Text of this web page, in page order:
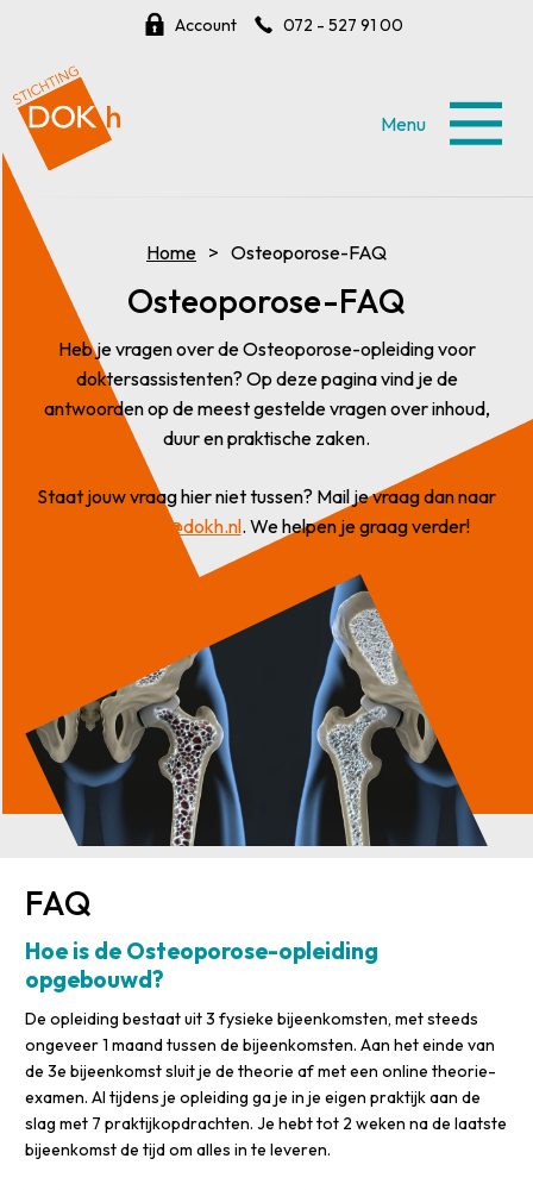
Account 072 - 527 91 00
Menu
Home Osteoporose-FAQ
Osteoporose-FAQ
Heb je vragen over de Osteoporose-opleiding voor
doktersassistenten? Op deze pagina vind je de
antwoorden op de meest gestelde vragen over inhoud,
duur en praktische zaken.
Staat jouw vraag hier niet tussen? Mail je vraag dan naar
osteoporose@dokh.nl. We helpen je graag verder!
FAQ
Hoe is de Osteoporose-opleiding
opgebouwd?
De opleiding bestaat uit 3 fysieke bijeenkomsten, met steeds
ongeveer 1 maand tussen de bijeenkomsten. Aan het einde van
de 3e bijeenkomst sluit je de theorie af met een online theorie-
examen. Al tijdens je opleiding ga je in je eigen praktijk aan de
slag met 7 praktijkopdrachten. Je hebt tot 2 weken na de laatste
bijeenkomst de tijd om alles in te leveren.